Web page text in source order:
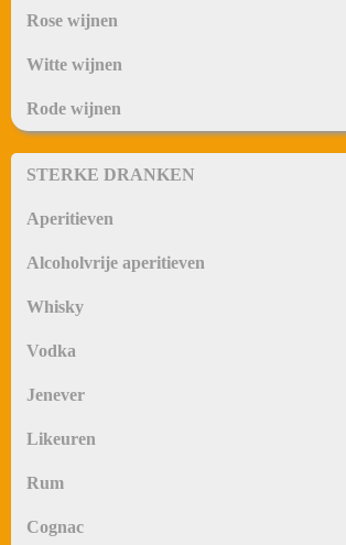
Rose wijnen
Witte wijnen
Rode wijnen
STERKE DRANKEN
Aperitieven
Alcoholvrije aperitieven
Whisky
Vodka
Jenever
Likeuren
Rum
Cognac